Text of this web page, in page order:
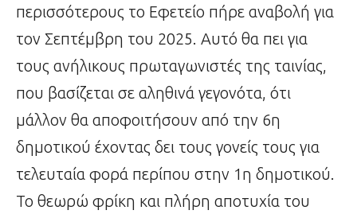
περισσότερους το Εφετείο πήρε αναβολή για
τον Σεπτέμβρη του 2025. Αυτό θα πει για
τους ανήλικους πρωταγωνιστές της ταινίας,
που βασίζεται σε αληθινά γεγονότα, ότι
μάλλον θα αποφοιτήσουν από την 6η
δημοτικού έχοντας δει τους γονείς τους για
τελευταία φορά περίπου στην 1η δημοτικού.
Το θεωρώ φρίκη και πλήρη αποτυχία του